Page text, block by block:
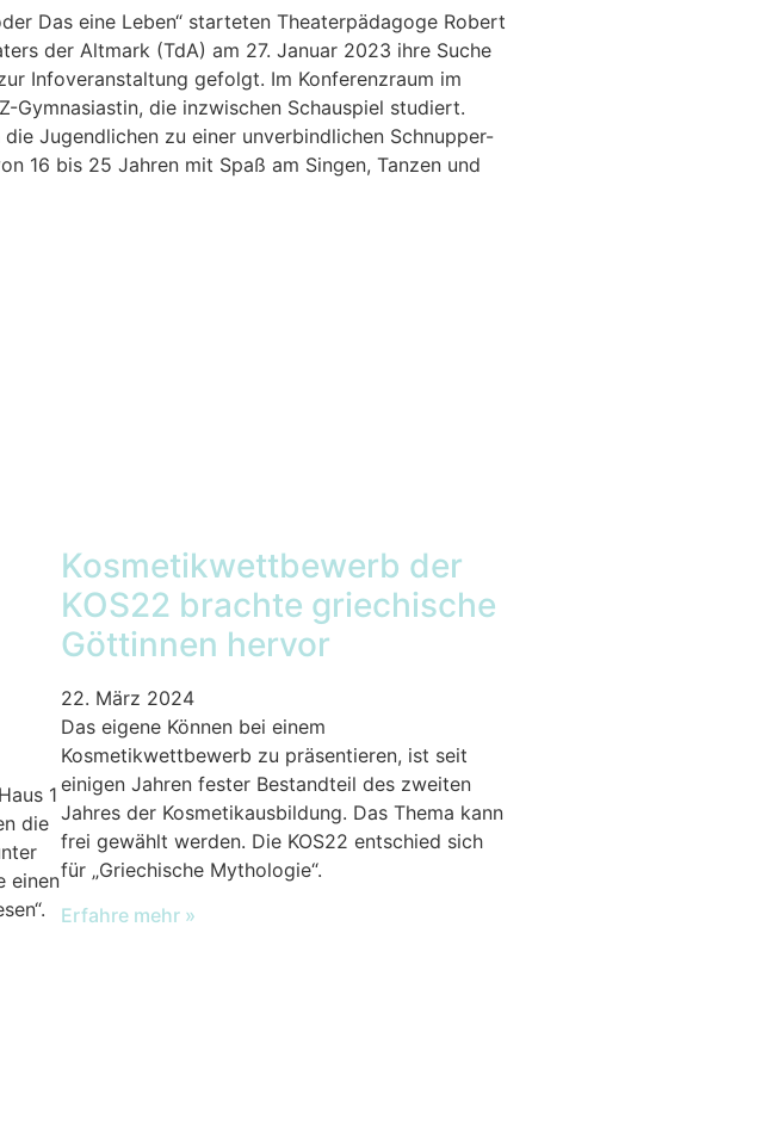
Das eine Leben“ starteten Theaterpädagoge Robert
der Altmark (TdA) am 27. Januar 2023 ihre Suche
Infoveranstaltung gefolgt. Im Konferenzraum im
Gymnasiastin, die inzwischen Schauspiel studiert.
Jugendlichen zu einer unverbindlichen Schnupper-
16 bis 25 Jahren mit Spaß am Singen, Tanzen und
1
die
einen
Kosmetikwettbewerb der
KOS22 brachte griechische
Göttinnen hervor
22. März 2024
Das eigene Können bei einem
Kosmetikwettbewerb zu präsentieren, ist seit
einigen Jahren fester Bestandteil des zweiten
Jahres der Kosmetikausbildung. Das Thema kann
frei gewählt werden. Die KOS22 entschied sich
für „Griechische Mythologie“.
Erfahre mehr »